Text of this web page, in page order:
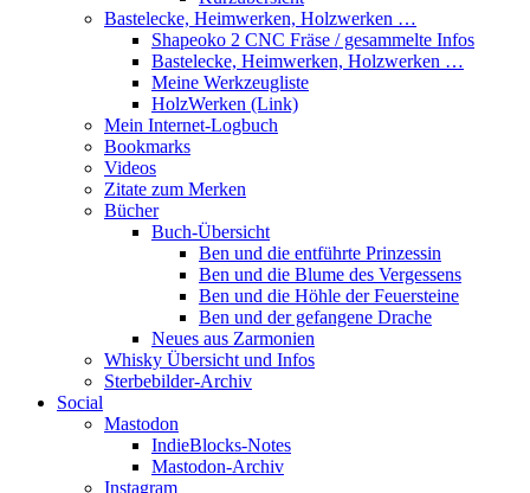
Bastelecke, Heimwerken, Holzwerken …
Shapeoko 2 CNC Fräse / gesammelte Infos
Bastelecke, Heimwerken, Holzwerken …
Meine Werkzeugliste
HolzWerken (Link)
Mein Internet-Logbuch
Bookmarks
Videos
Zitate zum Merken
Bücher
Buch-Übersicht
Ben und die entführte Prinzessin
Ben und die Blume des Vergessens
Ben und die Höhle der Feuersteine
Ben und der gefangene Drache
Neues aus Zarmonien
Whisky Übersicht und Infos
Sterbebilder-Archiv
Social
Mastodon
IndieBlocks-Notes
Mastodon-Archiv
Instagram